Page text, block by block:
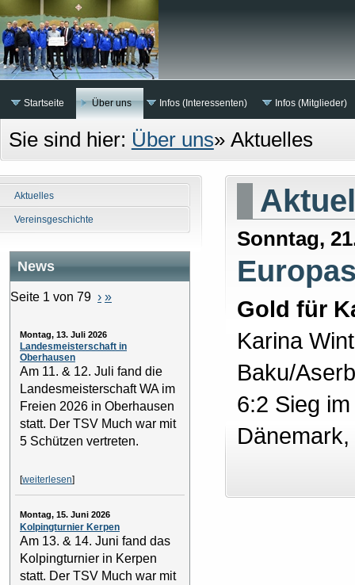
Startseite Über uns Infos (Interessenten) Infos (Mitglieder)
Sie sind hier: Über uns» Aktuelles
Aktuelles
Vereinsgeschichte
News
Seite 1 von 79 › »
Montag, 13. Juli 2026
Landesmeisterschaft in
Oberhausen
Am 11. & 12. Juli fand die
Landesmeisterschaft WA im
Freien 2026 in Oberhausen
statt. Der TSV Much war mit
5 Schützen vertreten.
[weiterlesen]
Montag, 15. Juni 2026
Kolpingturnier Kerpen
Am 13. & 14. Juni fand das
Kolpingturnier in Kerpen
statt. Der TSV Much war mit
Sonntag,
Gold für
Karina
Baku/
6:2 Sieg